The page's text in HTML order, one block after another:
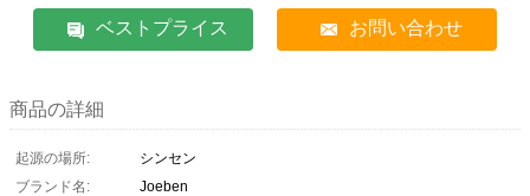
ベストプライス お問い合わせ
商品の詳細
起源の場所:
シンセン
ブランド名:
Joeben